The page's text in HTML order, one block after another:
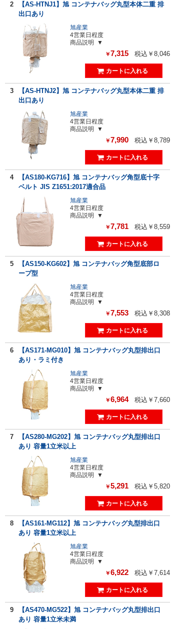
2
【AS-HTNJ1】旭 コンテナバッグ丸型本体二重 排
出口あり
旭産業
4営業日程度
商品説明
￥7,315 税込￥8,046
3
【AS-HTNJ2】旭 コンテナバッグ丸型本体二重 排
出口あり
旭産業
4営業日程度
商品説明
￥7,990 税込￥8,789
4
【AS180-KG716】旭 コンテナバッグ角型底十字
ベルト JIS Z1651:2017適合品
旭産業
4営業日程度
商品説明
￥7,781 税込￥8,559
5
【AS150-KG602】旭 コンテナバッグ角型底部ロ
ープ型
旭産業
4営業日程度
商品説明
￥7,553 税込￥8,308
6
【AS171-MG010】旭 コンテナバッグ丸型排出口
あり・ラミ付き
旭産業
4営業日程度
商品説明
￥6,964 税込￥7,660
7
【AS280-MG202】旭 コンテナバッグ丸型排出口
あり 容量1立米以上
旭産業
4営業日程度
商品説明
￥5,291 税込￥5,820
8
【AS161-MG112】旭 コンテナバッグ丸型排出口
あり 容量1立米以上
旭産業
4営業日程度
商品説明
￥6,922 税込￥7,614
9
【AS470-MG522】旭 コンテナバッグ丸型排出口
あり 容量1立米未満